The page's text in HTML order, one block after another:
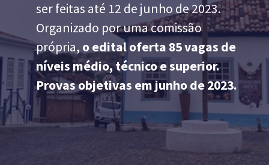
ser feitas até 12 de junho de 2023.
Organizado por uma comissão
própria, o edital oferta 85 vagas de
níveis médio, técnico e superior.
Provas objetivas em junho de 2023.